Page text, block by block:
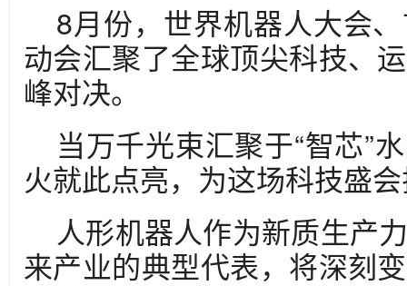
8月份，世界机器人大会
动会汇聚了全球顶尖科技、
峰对决。
当万千光束汇聚于“智芯”
火就此点亮，为这场科技盛
人形机器人作为新质生产
来产业的典型代表，将深刻